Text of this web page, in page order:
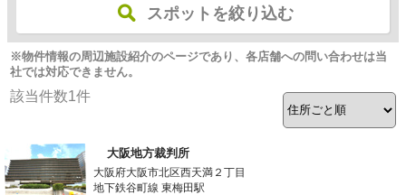
スポットを絞り込む
※物件情報の周辺施設紹介のページであり、各店舗への問い合わせは当
社では対応できません。
該当件数1件
大阪地方裁判所
大阪府大阪市北区西天満２丁目
地下鉄谷町線 東梅田駅